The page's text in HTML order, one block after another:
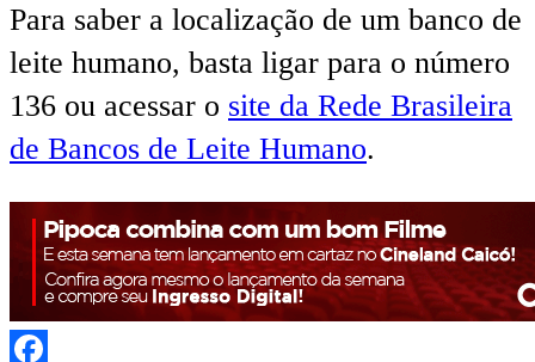
Para saber a localização de um banco de
leite humano, basta ligar para o número
136 ou acessar o site da Rede Brasileira
de Bancos de Leite Humano.